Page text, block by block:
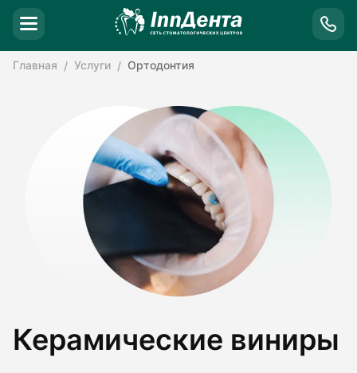
Главная Услуги Ортодонтия
Керамические виниры